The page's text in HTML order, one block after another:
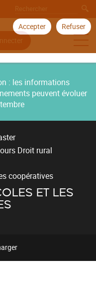
Accepter Refuser
: les informations
peuvent évoluer
Droit rural
coopératives
ET LES